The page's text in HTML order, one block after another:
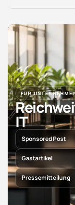
FÜR
IT
Sponsored Post
Gastartikel
Pressemitteilung